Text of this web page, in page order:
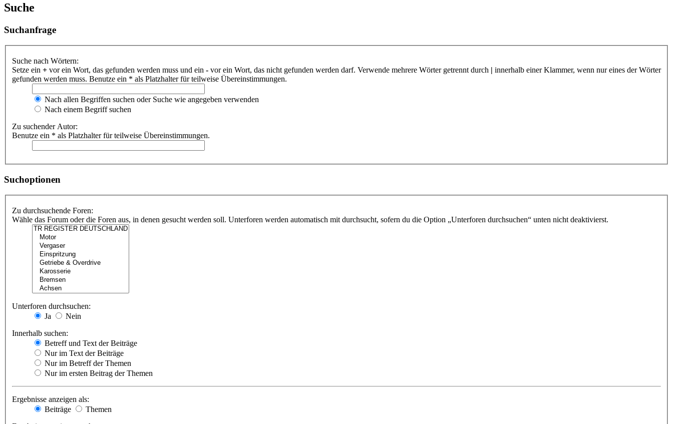
Suche
Suchanfrage
Suche nach Wörtern:
Setze ein + vor ein Wort, das gefunden werden muss und ein - vor ein Wort, das nicht gefunden werden darf. Verwende mehrere Wörter getrennt durch | innerhalb einer Klammer, wenn nur eines der Wörter
gefunden werden muss. Benutze ein * als Platzhalter für teilweise Übereinstimmungen.
Nach allen Begriffen suchen oder Suche wie angegeben verwenden
Nach einem Begriff suchen
Zu suchender Autor:
Benutze ein * als Platzhalter für teilweise Übereinstimmungen.
Suchoptionen
Zu durchsuchende Foren:
Wähle das Forum oder die Foren aus, in denen gesucht werden soll. Unterforen werden automatisch mit durchsucht, sofern du die Option „Unterforen durchsuchen“ unten nicht deaktivierst.
Unterforen durchsuchen:
Ja
Nein
Innerhalb suchen:
Betreff und Text der Beiträge
Nur im Text der Beiträge
Nur im Betreff der Themen
Nur im ersten Beitrag der Themen
Ergebnisse anzeigen als:
Beiträge
Themen